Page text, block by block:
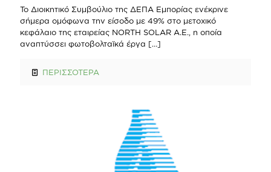
Το Διοικητικό Συμβούλιο της ΔΕΠΑ Εμπορίας ενέκρινε
σήμερα ομόφωνα την είσοδο με 49% στο μετοχικό
κεφάλαιο της εταιρείας NORTH SOLAR Α.Ε., η οποία
αναπτύσσει φωτοβολταϊκά έργα […]
ΠΕΡΙΣΣΟΤΕΡΑ